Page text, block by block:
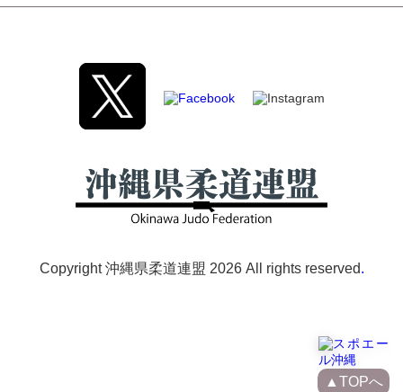
▲TOPへ
Copyright 沖縄県柔道連盟 2026 All rights reserved.